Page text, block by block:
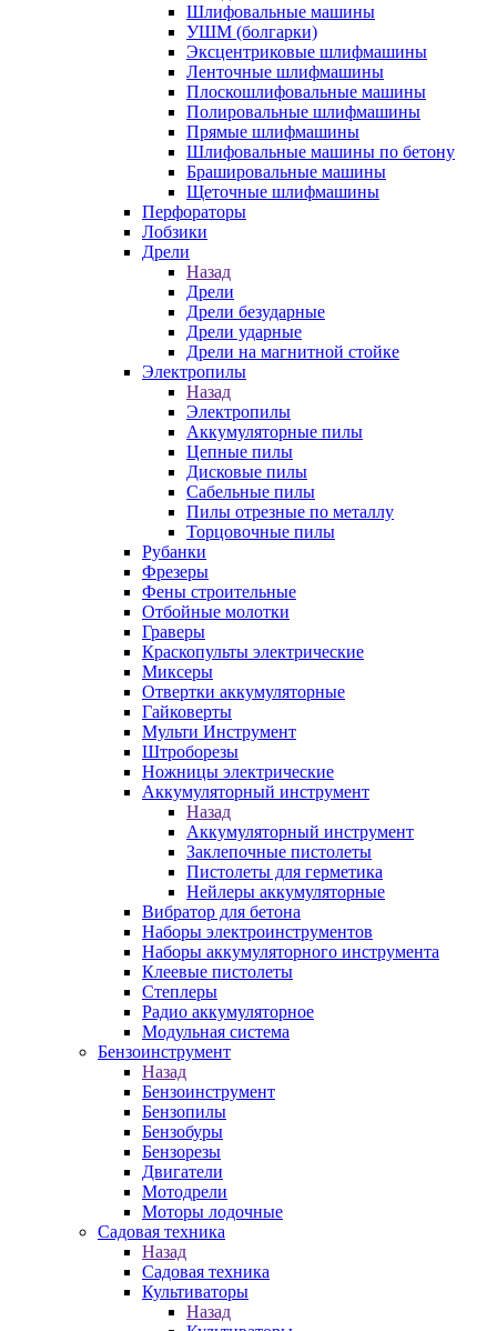
Шлифовальные машины
УШМ (болгарки)
Эксцентриковые шлифмашины
Ленточные шлифмашины
Плоскошлифовальные машины
Полировальные шлифмашины
Прямые шлифмашины
Шлифовальные машины по бетону
Брашировальные машины
Щеточные шлифмашины
Перфораторы
Лобзики
Дрели
Назад
Дрели
Дрели безударные
Дрели ударные
Дрели на магнитной стойке
Электропилы
Назад
Электропилы
Аккумуляторные пилы
Цепные пилы
Дисковые пилы
Сабельные пилы
Пилы отрезные по металлу
Торцовочные пилы
Рубанки
Фрезеры
Фены строительные
Отбойные молотки
Граверы
Краскопульты электрические
Миксеры
Отвертки аккумуляторные
Гайковерты
Мульти Инструмент
Штроборезы
Ножницы электрические
Аккумуляторный инструмент
Назад
Аккумуляторный инструмент
Заклепочные пистолеты
Пистолеты для герметика
Нейлеры аккумуляторные
Вибратор для бетона
Наборы электроинструментов
Наборы аккумуляторного инструмента
Клеевые пистолеты
Степлеры
Радио аккумуляторное
Модульная система
Бензоинструмент
Назад
Бензоинструмент
Бензопилы
Бензобуры
Бензорезы
Двигатели
Мотодрели
Моторы лодочные
Садовая техника
Назад
Садовая техника
Культиваторы
Назад